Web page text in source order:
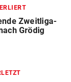
Zweitliga-
Grödig